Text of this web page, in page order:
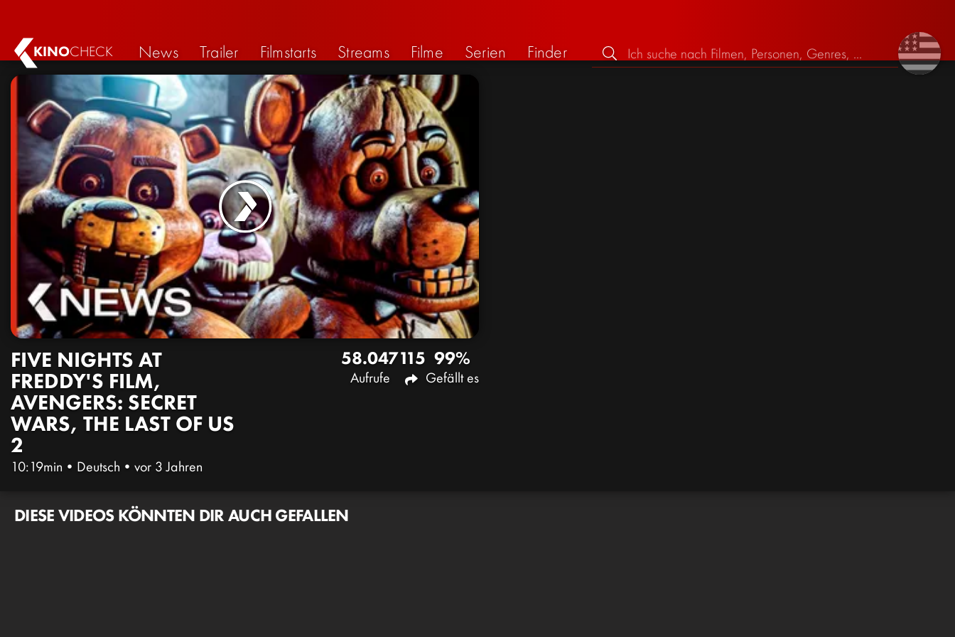
KINOCHECK News Trailer Filmstarts Streams Filme Serien Finder
FIVE NIGHTS AT
FREDDY'S FILM,
AVENGERS: SECRET
WARS, THE LAST OF US
2
10:19min • Deutsch • vor 3 Jahren
58.047
Aufrufe
115 99%
Gefällt es
DIESE VIDEOS KÖNNTEN DIR AUCH GEFALLEN